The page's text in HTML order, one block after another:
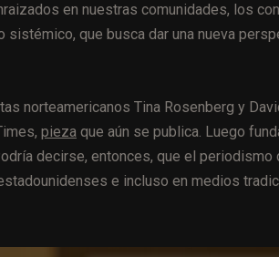
en nuestras comunidades, los
que busca dar una nueva
norteamericanos Tina Rosenberg y
pieza que aún se publica. Luego
decirse, entonces, que el
e incluso en medios